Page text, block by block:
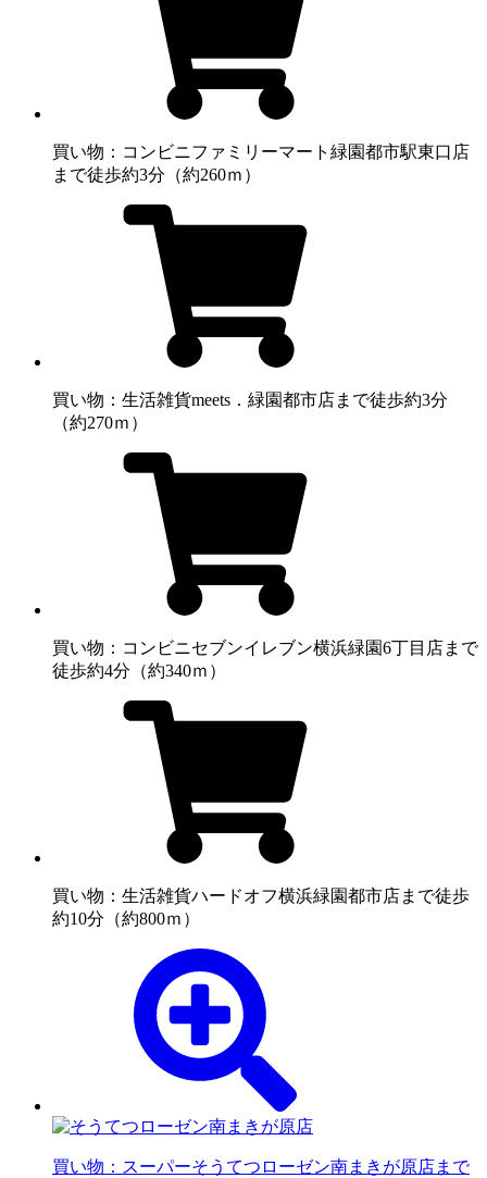
買い物：コンビニファミリーマート緑園都市駅東口店
まで徒歩約3分（約260ｍ）
買い物：生活雑貨meets．緑園都市店まで徒歩約3分
（約270ｍ）
買い物：コンビニセブンイレブン横浜緑園6丁目店まで
徒歩約4分（約340ｍ）
買い物：生活雑貨ハードオフ横浜緑園都市店まで徒歩
約10分（約800ｍ）
買い物：スーパーそうてつローゼン南まきが原店まで